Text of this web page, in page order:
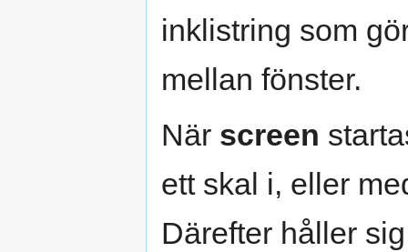
inklistring som
mellan fönster.
När screen
ett skal i, eller
Därefter håller